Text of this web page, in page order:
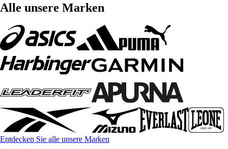
Alle unsere Marken
Entdecken Sie alle unsere Marken